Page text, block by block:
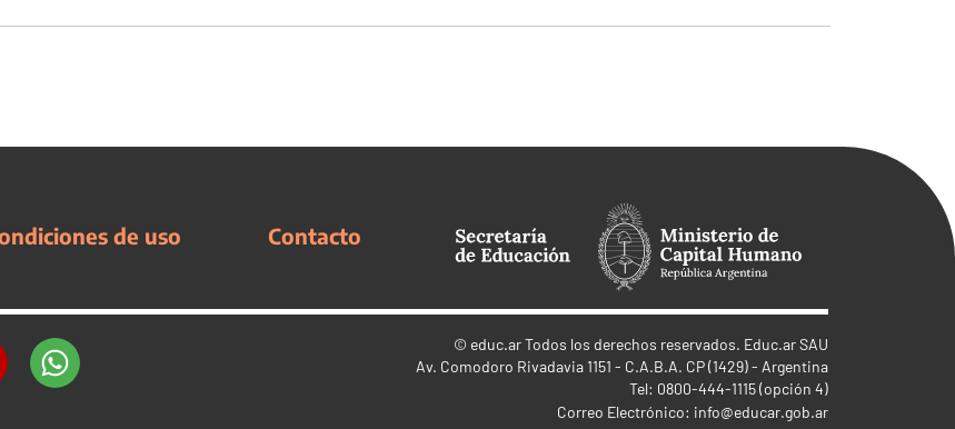
de uso Contacto
© educ.arTodos los derechos reservados. Educ.ar SAU
Av. Comodoro Rivadavia 1151 - C.A.B.A. CP (1429) - Argentina
Tel: 0800-444-1115 (opción 4)
Correo Electrónico: info@educar.gob.ar